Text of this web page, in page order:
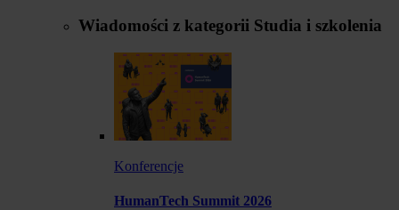
Wiadomości z kategorii Studia i szkolenia
Konferencje
HumanTech Summit 2026